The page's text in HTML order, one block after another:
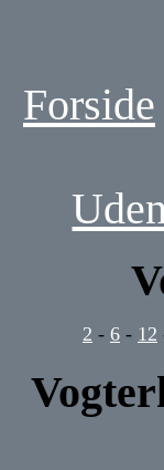
Forside
2 - 6 - 12